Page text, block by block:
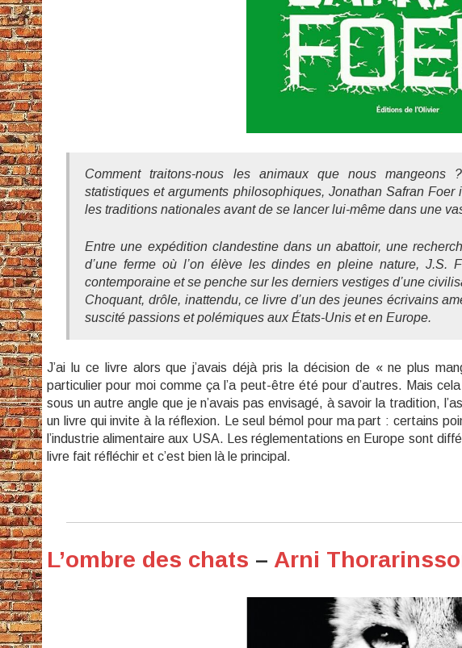
Comment traitons-nous les animaux que nous mangeons
statistiques et arguments philosophiques, Jonathan Safran
les traditions nationales avant de se lancer lui-même dans une
Entre une expédition clandestine dans un abattoir, une
d’une ferme où l’on élève les dindes en pleine nature, J.S.
contemporaine et se penche sur les derniers vestiges d’une
Choquant, drôle, inattendu, ce livre d’un des jeunes écrivains
suscité passions et polémiques aux États-Unis et en Europe.
J’ai lu ce livre alors que j’avais déjà pris la décision de « ne plus
particulier pour moi comme ça l’a peut-être été pour d’autres. Mais
sous un autre angle que je n’avais pas envisagé, à savoir la tradition,
un livre qui invite à la réflexion. Le seul bémol pour ma part : certains
l’industrie alimentaire aux USA. Les réglementations en Europe sont
livre fait réfléchir et c’est bien là le principal.
L’ombre des chats – Arni